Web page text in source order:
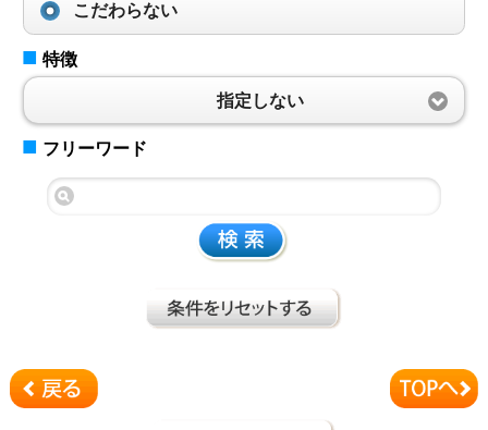
こだわらない
■ 特徴
指定しない
■ フリーワード